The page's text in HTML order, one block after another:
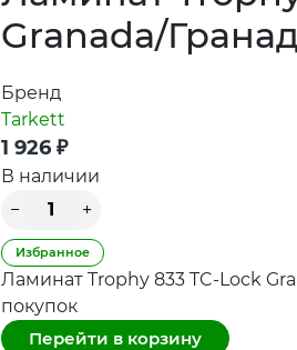
Granada/
Бренд
Tarkett
1 926 ₽
В наличии
Избранное
Ламинат Trophy 833 TC-Lock
покупок
Перейти в корзину